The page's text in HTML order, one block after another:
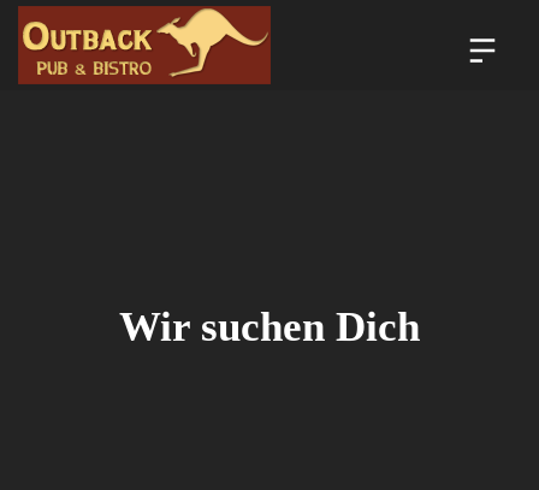
Wir suchen Dich